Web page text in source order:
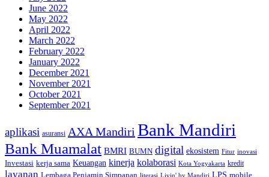
June 2022
May 2022
April 2022
March 2022
February 2022
January 2022
December 2021
November 2021
October 2021
September 2021
aplikasi asuransi AXA Mandiri Bank Mandiri
Bank Muamalat BMRI BUMN digital ekosistem Fitur inovasi
Investasi kerja sama Keuangan kinerja kolaborasi Kota Yogyakarta kredit
layanan Lembaga Penjamin Simpanan literasi Livin' by Mandiri LPS mobile